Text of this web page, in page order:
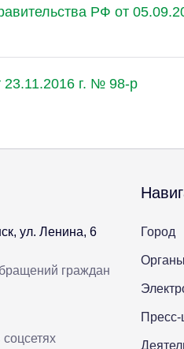
РФ от
23.11.2016 г. № 98-р
ул. Ленина, 6
граждан
Город
Пресс-